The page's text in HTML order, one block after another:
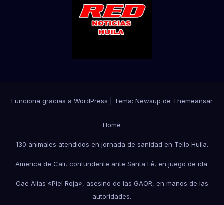
Funciona gracias a WordPress Tema: Newsup de Themeansar
Home
130 animales atendidos en jornada de sanidad en Tello Huila.
America de Cali, contundente ante Santa Fé, en juego de ida.
Cae Alias «Piel Roja», asesino de las GAOR, en manos de las
autoridades.